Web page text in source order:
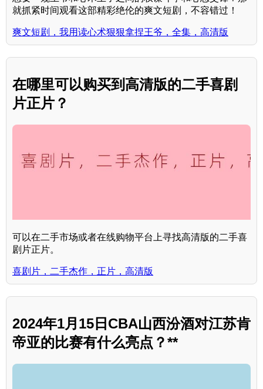
就抓紧时间观看这部精彩绝伦的爽文短剧，不容错过！
爽文短剧，我用读心术狠狠拿捏王爷，全集，高清版
在哪里可以购买到高清版的二手喜剧
片正片？
可以在二手市场或者在线购物平台上寻找高清版的二手喜
剧片正片。
喜剧片，二手杰作，正片，高清版
2024年1月15日CBA山西汾酒对江苏肯
帝亚的比赛有什么亮点？**